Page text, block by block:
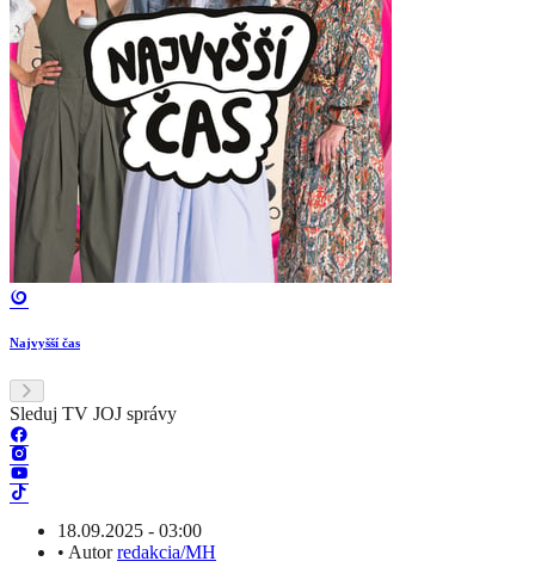
Najvyšší čas
Sleduj TV JOJ správy
18.09.2025 - 03:00
• Autorredakcia/MH